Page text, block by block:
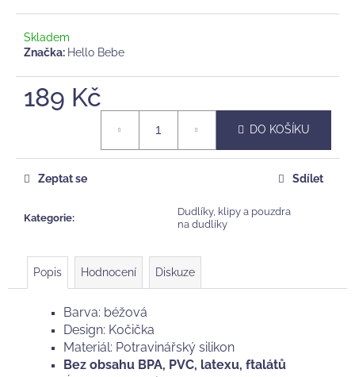
Skladem
Značka: Hello Bebe
189 Kč
DO KOŠÍKU
Kategorie:
Dudlíky, klipy a pouzdra
na dudlíky
Zeptat se Sdílet
Popis Hodnocení Diskuze
Barva: béžová
Design: Kočička
Materiál: Potravinářský silikon
Bez obsahu BPA, PVC, latexu, ftalátů
e
DĚTSKÝ
MYCÍ
VUJO